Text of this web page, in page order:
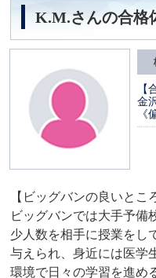
K.M.さんの合格
金
【ビッグバンの良いとこ
ビッグバンでは大手予備
少人数を相手に授業をし
与えられ、身近には医学
環境で日々の学習を進め